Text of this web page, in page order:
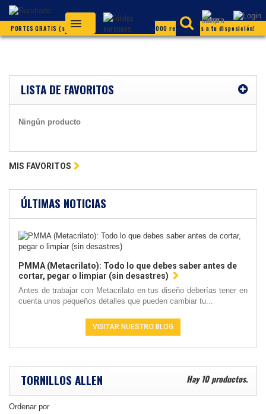
PORTES GRATIS (según condiciones) ¡Más de 20.000 referencias a tu disposición!
LISTA DE FAVORITOS
Ningún producto
MIS FAVORITOS
ÚLTIMAS NOTICIAS
PMMA (Metacrilato): Todo lo que debes saber antes de
cortar, pegar o limpiar (sin desastres)
Antes de trabajar con Metacrilato en tus diseño deberías tener en
cuenta unos pequeños detalles que pueden cambiar tu...
VISITAR NUESTRO BLOG
TORNILLOS ALLEN Hay 10 productos.
Ordenar por